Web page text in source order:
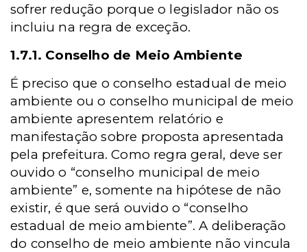
sofrer redução porque o legislador não os
incluiu na regra de exceção.
1.7.1. Conselho de Meio Ambiente
É preciso que o conselho estadual de meio
ambiente ou o conselho municipal de meio
ambiente apresentem relatório e
manifestação sobre proposta apresentada
pela prefeitura. Como regra geral, deve ser
ouvido o “conselho municipal de meio
ambiente” e, somente na hipótese de não
existir, é que será ouvido o “conselho
estadual de meio ambiente”. A deliberação
do conselho de meio ambiente não vincula